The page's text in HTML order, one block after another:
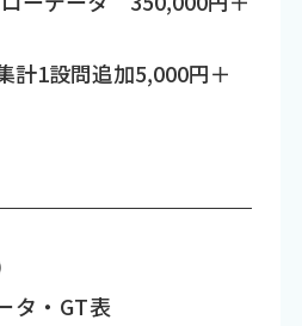
問追加5,000円＋
タ・GT表